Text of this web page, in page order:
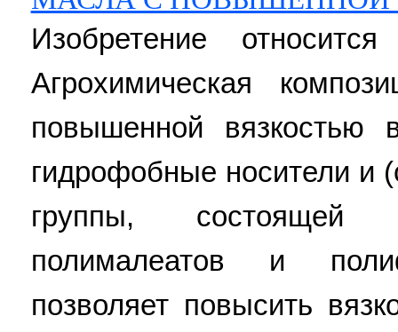
Изобретение
Агрохимическая
повышенной вязкостью
гидрофобные носители и
группы, состоящей
полималеатов и
позволяет повысить